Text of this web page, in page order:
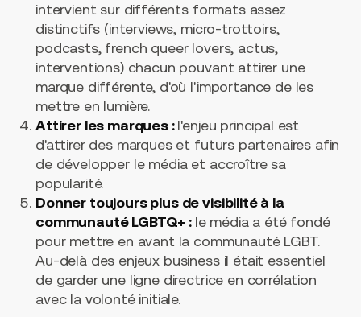
intervient sur différents formats assez
distinctifs (interviews, micro-trottoirs,
podcasts, french queer lovers, actus,
interventions) chacun pouvant attirer une
marque différente, d'où l'importance de les
mettre en lumière.
Attirer les marques :l'enjeu principal est
d'attirer des marques et futurs partenaires afin
de développer le média et accroître sa
popularité.
Donner toujours plus de visibilité à la
communauté LGBTQ+ : le média a été fondé
pour mettre en avant la communauté LGBT.
Au-delà des enjeux business il était essentiel
de garder une ligne directrice en corrélation
avec la volonté initiale.